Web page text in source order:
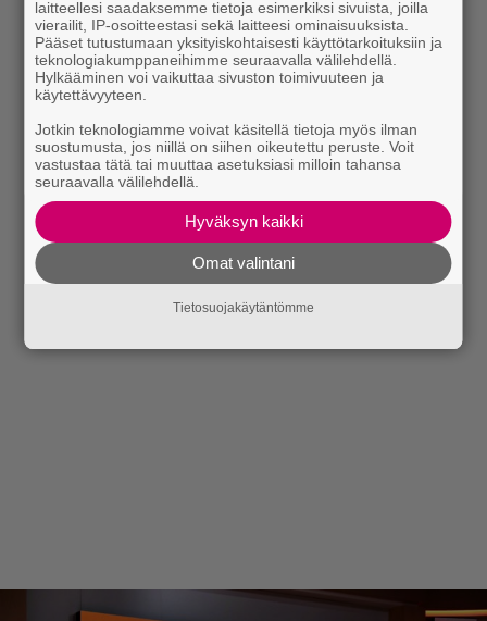
kahvitauolla puhutaan! Nappaa ajankohtaiset musiikin
uutiset ja puheenaiheet suoraan sähköpostiin tästä.
laitteellesi saadaksemme tietoja esimerkiksi sivuista, joilla
vierailit, IP-osoitteestasi sekä laitteesi ominaisuuksista.
Pääset tutustumaan yksityiskohtaisesti käyttötarkoituksiin ja
teknologiakumppaneihimme seuraavalla välilehdellä.
Hylkääminen voi vaikuttaa sivuston toimivuuteen ja
käytettävyyteen.
Jotkin teknologiamme voivat käsitellä tietoja myös ilman
suostumusta, jos niillä on siihen oikeutettu peruste. Voit
vastustaa tätä tai muuttaa asetuksiasi milloin tahansa
seuraavalla välilehdellä.
Hyväksyn kaikki
Omat valintani
Tietosuojakäytäntömme